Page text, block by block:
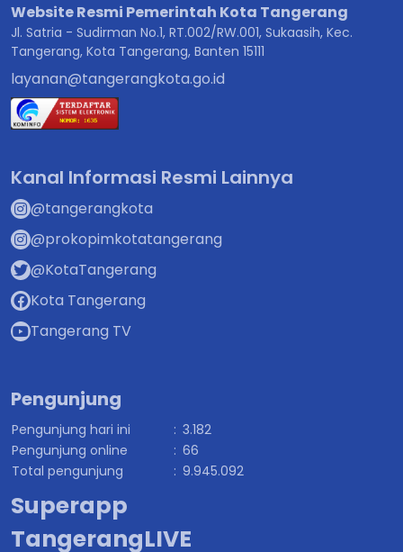
Website Resmi Pemerintah Kota Tangerang
Jl. Satria - Sudirman No.1, RT.002/RW.001, Sukaasih, Kec.
Tangerang, Kota Tangerang, Banten 15111
layanan@tangerangkota.go.id
Kanal Informasi Resmi Lainnya
@tangerangkota
@prokopimkotatangerang
@KotaTangerang
Kota Tangerang
Tangerang TV
Pengunjung
Pengunjung hari ini : 3.182
Pengunjung online
: 66
Total pengunjung
: 9.945.092
Superapp
TangerangLIVE